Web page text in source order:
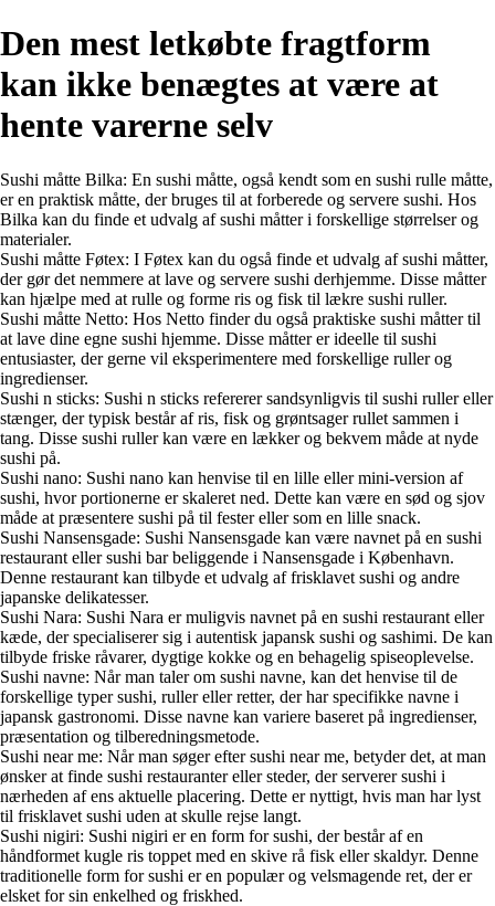
Den mest letkøbte fragtform
kan ikke benægtes at være at
hente varerne selv
Sushi måtte Bilka: En sushi måtte, også kendt som en sushi rulle måtte,
er en praktisk måtte, der bruges til at forberede og servere sushi. Hos
Bilka kan du finde et udvalg af sushi måtter i forskellige størrelser og
materialer.
Sushi måtte Føtex: I Føtex kan du også finde et udvalg af sushi måtter,
der gør det nemmere at lave og servere sushi derhjemme. Disse måtter
kan hjælpe med at rulle og forme ris og fisk til lækre sushi ruller.
Sushi måtte Netto: Hos Netto finder du også praktiske sushi måtter til
at lave dine egne sushi hjemme. Disse måtter er ideelle til sushi
entusiaster, der gerne vil eksperimentere med forskellige ruller og
ingredienser.
Sushi n sticks: Sushi n sticks refererer sandsynligvis til sushi ruller eller
stænger, der typisk består af ris, fisk og grøntsager rullet sammen i
tang. Disse sushi ruller kan være en lækker og bekvem måde at nyde
sushi på.
Sushi nano: Sushi nano kan henvise til en lille eller mini-version af
sushi, hvor portionerne er skaleret ned. Dette kan være en sød og sjov
måde at præsentere sushi på til fester eller som en lille snack.
Sushi Nansensgade: Sushi Nansensgade kan være navnet på en sushi
restaurant eller sushi bar beliggende i Nansensgade i København.
Denne restaurant kan tilbyde et udvalg af frisklavet sushi og andre
japanske delikatesser.
Sushi Nara: Sushi Nara er muligvis navnet på en sushi restaurant eller
kæde, der specialiserer sig i autentisk japansk sushi og sashimi. De kan
tilbyde friske råvarer, dygtige kokke og en behagelig spiseoplevelse.
Sushi navne: Når man taler om sushi navne, kan det henvise til de
forskellige typer sushi, ruller eller retter, der har specifikke navne i
japansk gastronomi. Disse navne kan variere baseret på ingredienser,
præsentation og tilberedningsmetode.
Sushi near me: Når man søger efter sushi near me, betyder det, at man
ønsker at finde sushi restauranter eller steder, der serverer sushi i
nærheden af ens aktuelle placering. Dette er nyttigt, hvis man har lyst
til frisklavet sushi uden at skulle rejse langt.
Sushi nigiri: Sushi nigiri er en form for sushi, der består af en
håndformet kugle ris toppet med en skive rå fisk eller skaldyr. Denne
traditionelle form for sushi er en populær og velsmagende ret, der er
elsket for sin enkelhed og friskhed.